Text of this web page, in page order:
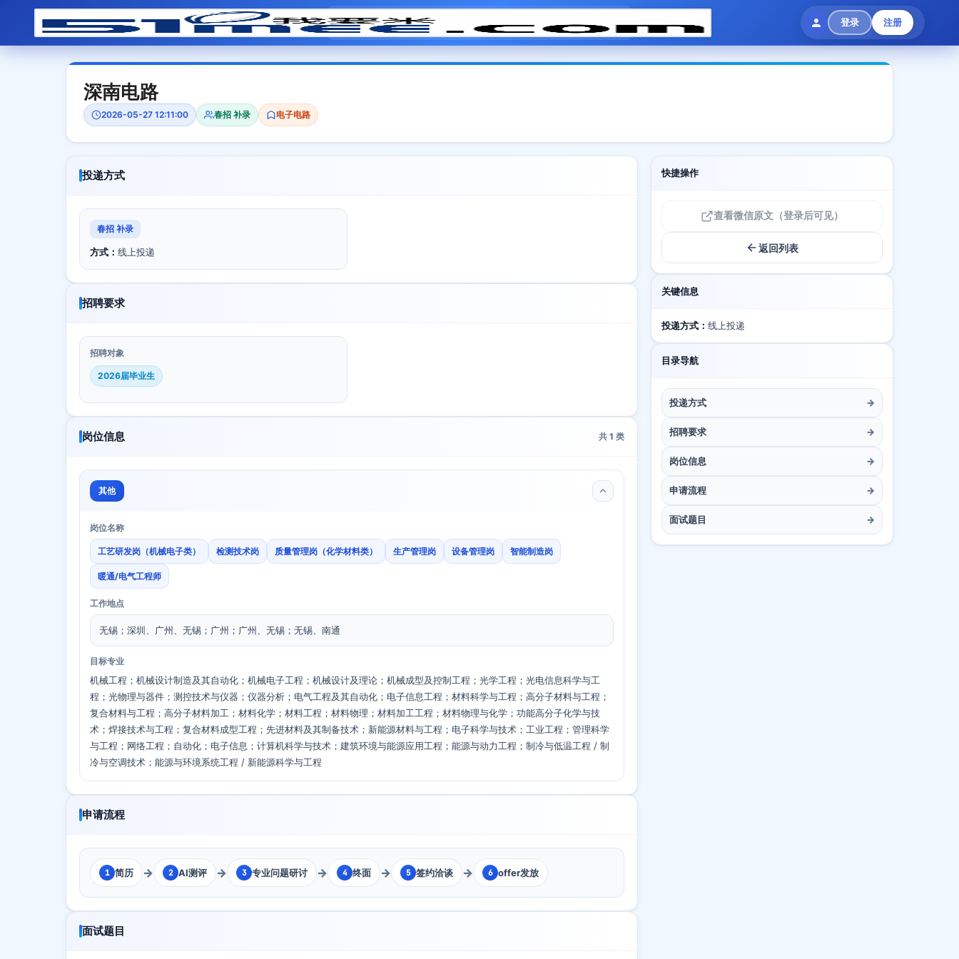
登录 注册
模拟面试 题目大全 招聘中心 会员专区
深南电路
2026-05-27 12:11:00 春招 补录 电子电路
投递方式
春招 补录
方式： 线上投递
招聘要求
招聘对象
2026届毕业生
岗位信息 共 1 类
其他
岗位名称
工艺研发岗（机械电子类） 检测技术岗 质量管理岗（化学材料类） 生产管理岗 设备管理岗 智能制造岗
暖通/电气工程师
工作地点
无锡；深圳、广州、无锡；广州；广州、无锡；无锡、南通
目标专业
机械工程；机械设计制造及其自动化；机械电子工程；机械设计及理论；机械成型及控制工程；光学工程；光电信息科学与工
程；光物理与器件；测控技术与仪器；仪器分析；电气工程及其自动化；电子信息工程；材料科学与工程；高分子材料与工程；
复合材料与工程；高分子材料加工；材料化学；材料工程；材料物理；材料加工工程；材料物理与化学；功能高分子化学与技
术；焊接技术与工程；复合材料成型工程；先进材料及其制备技术；新能源材料与工程；电子科学与技术；工业工程；管理科学
与工程；网络工程；自动化；电子信息；计算机科学与技术；建筑环境与能源应用工程；能源与动力工程；制冷与低温工程 / 制
冷与空调技术；能源与环境系统工程 / 新能源科学与工程
申请流程
1 简历 → 2 AI测评 → 3 专业问题研讨 → 4 终面 → 5 签约洽谈 → 6 offer发放
面试题目
快捷操作
查看微信原文（登录后可见）
返回列表
关键信息
投递方式： 线上投递
目录导航
投递方式 →
招聘要求 →
岗位信息 →
申请流程 →
面试题目 →